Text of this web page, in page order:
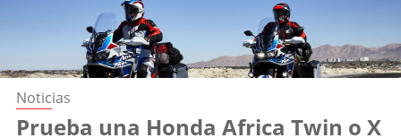
Noticias
Prueba una Honda Africa Twin o X